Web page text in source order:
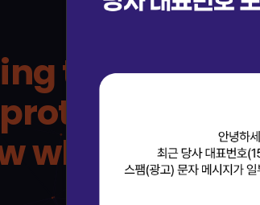
theworld
protecting
whereit